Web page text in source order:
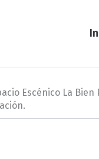
Escénico La